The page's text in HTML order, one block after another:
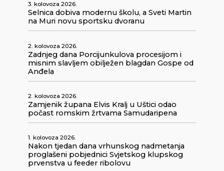
3. kolovoza 2026.
Selnica dobiva modernu školu, a Sveti Martin
na Muri novu sportsku dvoranu
2. kolovoza 2026.
Zadnjeg dana Porcijunkulova procesijom i
misnim slavljem obilježen blagdan Gospe od
Anđela
2. kolovoza 2026.
Zamjenik župana Elvis Kralj u Uštici odao
počast romskim žrtvama Samudaripena
1. kolovoza 2026.
Nakon tjedan dana vrhunskog nadmetanja
proglašeni pobjednici Svjetskog klupskog
prvenstva u feeder ribolovu